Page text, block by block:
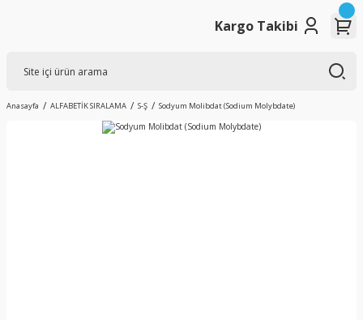
Kargo Takibi
Anasayfa ALFABETİK SIRALAMA S-Ş Sodyum Molibdat (Sodium Molybdate)